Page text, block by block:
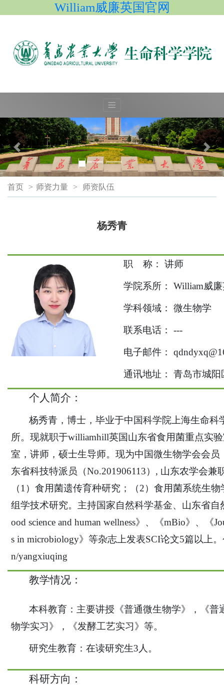
William威廉英国官网
首页 > 师资力量 > 师资队伍
杨秀青
职 称： 讲师
学院系所： William威
学科领域： 微生物学
联系电话： ---
电子邮件：
通讯地址： 青岛市城阳
个人简介：
杨秀青 ，博士，毕业于中国科学院上海生命科
所。现就职于williamhill英国山东省食用菌重点实
室，讲师 ，硕士生导师。现为中国微生物学会会员
东省科技特派员（No.201906113）, 山东农学会兼
（1）食用菌遗传育种研究；（2）食用菌系统生
组学技术研究。主持国家自然科学基金、山东省自
ood science and human wellness》、 《mBio》 、 《
s in microbiology》等杂志上发表SCI论文5篇以上。
n/yangxiuqing
教学情况：
本科教育：主要讲授《普通微生物学》，《普
物学实习》，《发酵工艺实习》等。
研究生教育：在读研究生3人。
科研方向：